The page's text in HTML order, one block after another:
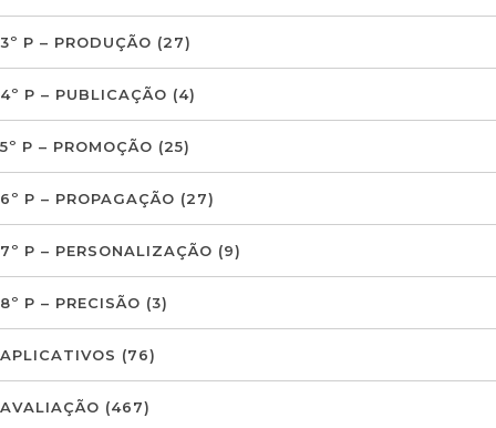
3º P – PRODUÇÃO (27)
4º P – PUBLICAÇÃO (4)
5º P – PROMOÇÃO (25)
6º P – PROPAGAÇÃO (27)
7º P – PERSONALIZAÇÃO (9)
8º P – PRECISÃO (3)
APLICATIVOS (76)
AVALIAÇÃO (467)